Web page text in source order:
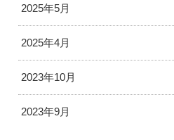
2025年5月
2025年4月
2023年10月
2023年9月